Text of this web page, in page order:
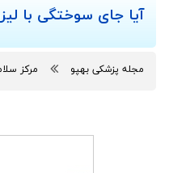
آیا جای سوختگی با
مجله پزشکی بهپو مرکز